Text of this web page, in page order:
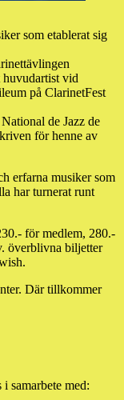
som etablerat sig
vid
på ClarinetFest
de Jazz de
för henne av
erfarna musiker som
har turnerat runt
för medlem, 280.-
överblivna biljetter
Där tillkommer
i samarbete med: